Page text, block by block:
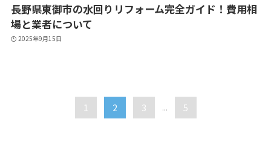
長野県東御市の水回りリフォーム完全ガイド！費用相
場と業者について
2025年9月15日
1 2 3 ... 5